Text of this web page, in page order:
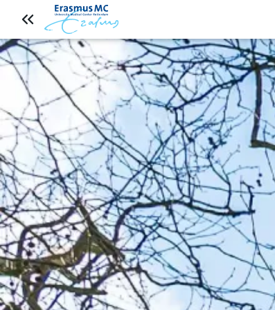
Naar artikeloverzicht